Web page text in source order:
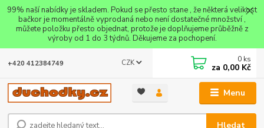
99% naší nabídky je skladem. Pokud se přesto stane , že některá velikost
bačkor je momentálně vyprodaná nebo není dostatečné množství ,
můžete položku přesto objednat, protože je doplňujeme průběžně z
výroby od 1 do 3 týdnů. Děkujeme za pochopení.
Menu
CZK
Hledat
+420 412384749 0 ks
za 0,00 Kč